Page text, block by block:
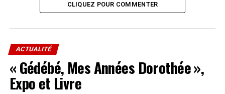
CLIQUEZ POUR COMMENTER
ACTUALITÉ
« Gédébé, Mes Années Dorothée »,
Expo et Livre